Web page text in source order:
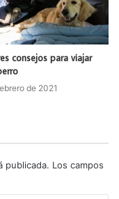
consejos para viajar
de 2021
publicada. Los campos